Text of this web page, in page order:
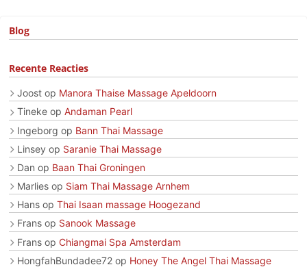
Blog
Recente Reacties
Joost op Manora Thaise Massage Apeldoorn
Tineke op Andaman Pearl
Ingeborg op Bann Thai Massage
Linsey op Saranie Thai Massage
Dan op Baan Thai Groningen
Marlies op Siam Thai Massage Arnhem
Hans op Thai Isaan massage Hoogezand
Frans op Sanook Massage
Frans op Chiangmai Spa Amsterdam
HongfahBundadee72 op Honey The Angel Thai Massage